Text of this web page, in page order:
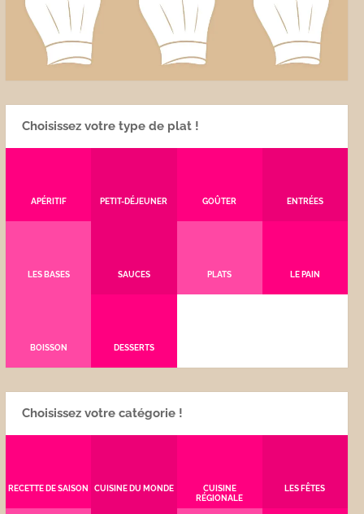
Choisissez votre type de plat !
APÉRITIF PETIT-DÉJEUNER GOÛTER ENTRÉES
LES BASES SAUCES PLATS LE PAIN
BOISSON DESSERTS
Choisissez votre catégorie !
RECETTE DE SAISON CUISINE DU MONDE
CUISINE
RÉGIONALE
LES FÊTES